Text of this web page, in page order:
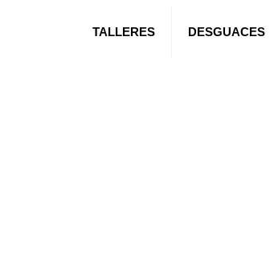
TALLERES DESGUACES